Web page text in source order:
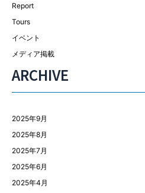
Report
Tours
イベント
メディア掲載
ARCHIVE
2025年9月
2025年8月
2025年7月
2025年6月
2025年4月